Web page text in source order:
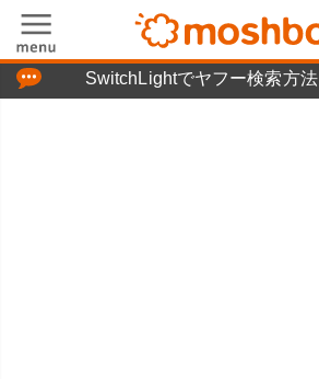
SwitchLightでヤフー検索方法
「つぶやき」の使い方